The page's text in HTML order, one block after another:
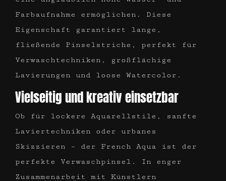
Farbaufnahme ermöglichen. Diese
Eigenschaft garantiert lange,
fließende Pinselstriche, perfekt für
Verwaschtechniken, großflächige
Lavierungen und loose Watercolor.
Vielseitig und kreativ einsetzbar
Ob für lockere Aquarellstile, sanfte
Laviertechniken oder urbanes
Skizzieren – der French Aqua ist der
perfekte Verwaschpinsel. In enger
Zusammenarbeit mit Künstlern